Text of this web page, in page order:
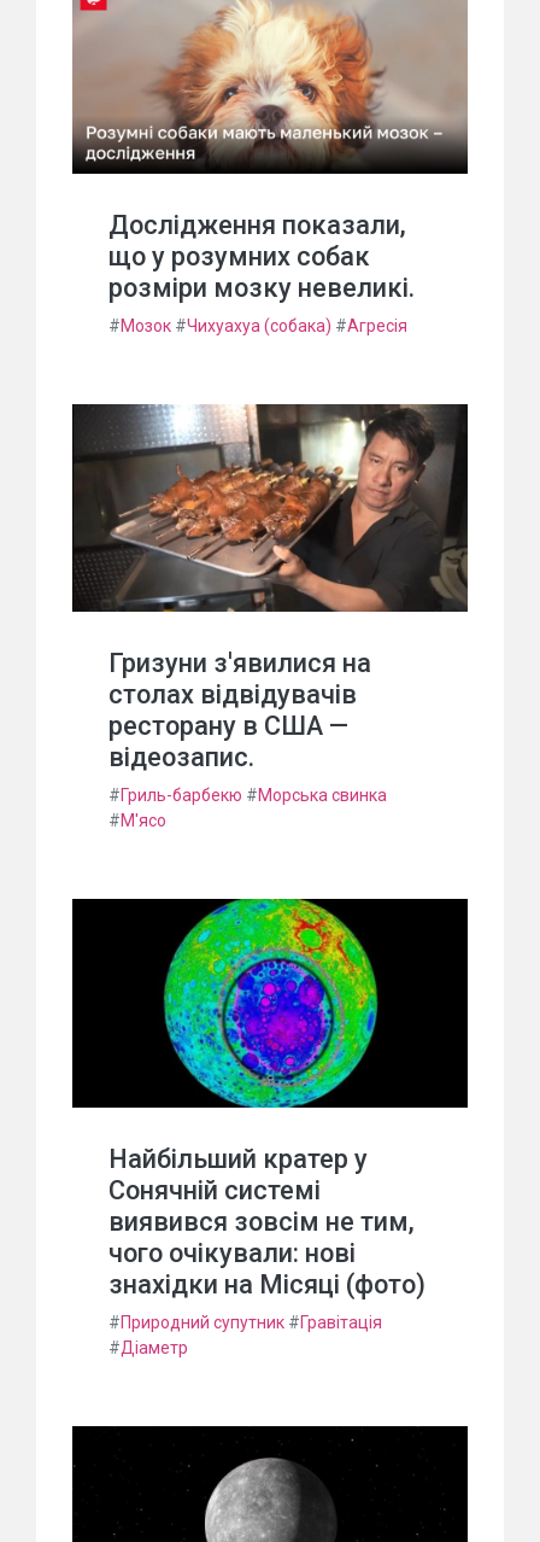
Дослідження показали,
що у розумних собак
розміри мозку невеликі.
#Мозок #Чихуахуа (собака) #Агресія
Гризуни з'явилися на
столах відвідувачів
ресторану в США —
відеозапис.
#Гриль-барбекю #Морська свинка
#М'ясо
Найбільший кратер у
Сонячній системі
виявився зовсім не тим,
чого очікували: нові
знахідки на Місяці (фото)
#Природний супутник #Гравітація
#Діаметр